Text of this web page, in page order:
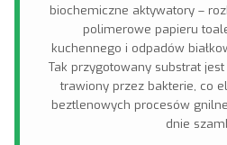
biochemiczne aktywatory –
polimerowe papieru
kuchennego i odpadów
Tak przygotowany substrat
trawiony przez bakterie, co
beztlenowych procesów
dnie